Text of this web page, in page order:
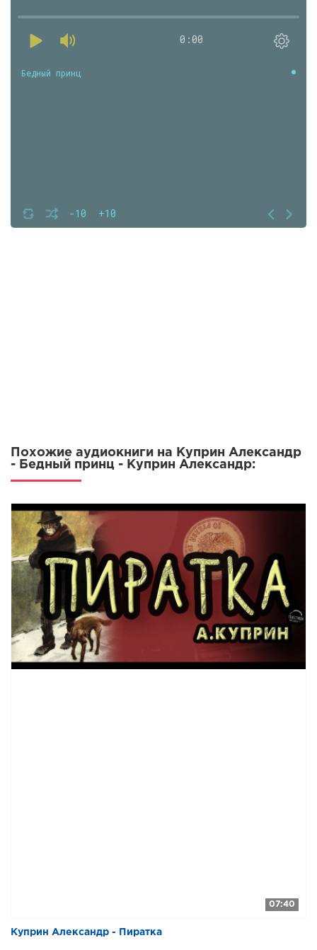
0:00
-10 +10
Бедный принц
Похожие аудиокниги на Куприн Александр
- Бедный принц - Куприн Александр:
07:40
Куприн Александр - Пиратка